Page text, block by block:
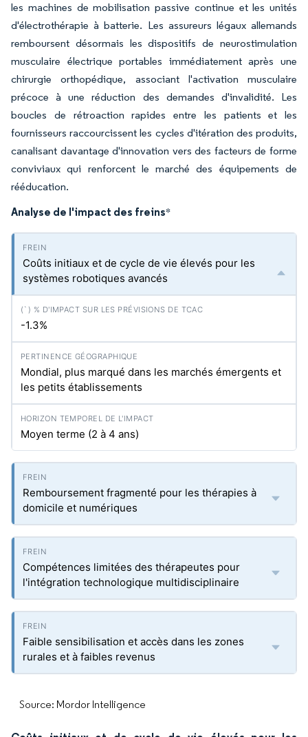
les machines de mobilisation passive continue et les unités
d'électrothérapie à batterie. Les assureurs légaux allemands
remboursent désormais les dispositifs de neurostimulation
musculaire électrique portables immédiatement après une
chirurgie orthopédique, associant l'activation musculaire
précoce à une réduction des demandes d'invalidité. Les
boucles de rétroaction rapides entre les patients et les
fournisseurs raccourcissent les cycles d'itération des produits,
canalisant davantage d'innovation vers des facteurs de forme
conviviaux qui renforcent le marché des équipements de
rééducation.
Analyse de l'impact des freins*
Coûts initiaux et de cycle de vie élevés pour les
systèmes robotiques avancés
-1.3%
Mondial, plus marqué dans les marchés émergents et
les petits établissements
Moyen terme (2 à 4 ans)
Remboursement fragmenté pour les thérapies à
domicile et numériques
Compétences limitées des thérapeutes pour
l'intégration technologique multidisciplinaire
Faible sensibilisation et accès dans les zones
rurales et à faibles revenus
Source: Mordor Intelligence